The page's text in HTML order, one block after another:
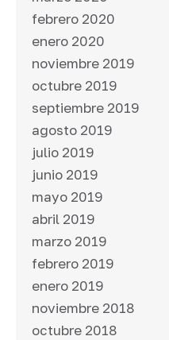
febrero 2020
enero 2020
noviembre 2019
octubre 2019
septiembre 2019
agosto 2019
julio 2019
junio 2019
mayo 2019
abril 2019
marzo 2019
febrero 2019
enero 2019
noviembre 2018
octubre 2018